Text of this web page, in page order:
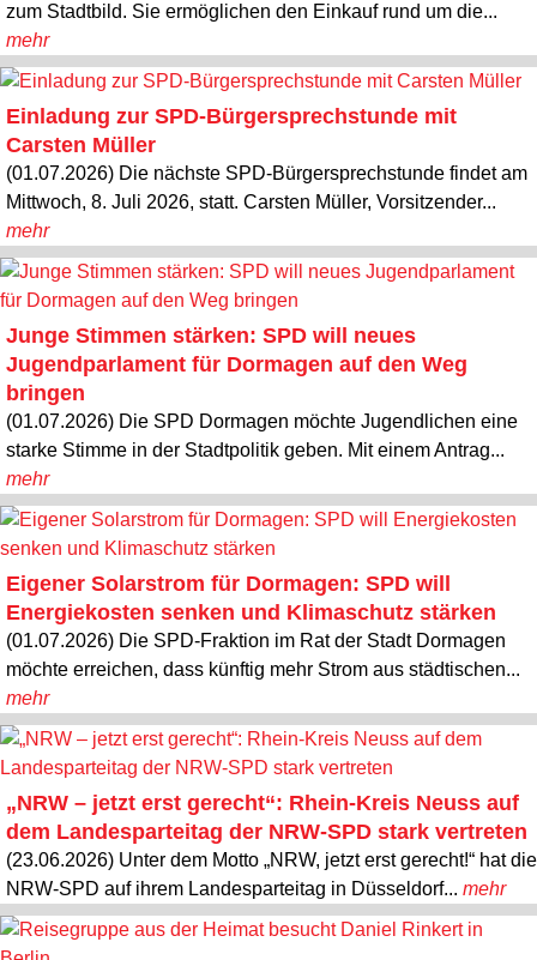
zum Stadtbild. Sie ermöglichen den Einkauf rund um die...
mehr
Einladung zur SPD-Bürgersprechstunde mit
Carsten Müller
(01.07.2026) Die nächste SPD-Bürgersprechstunde findet am
Mittwoch, 8. Juli 2026, statt. Carsten Müller, Vorsitzender...
mehr
Junge Stimmen stärken: SPD will neues
Jugendparlament für Dormagen auf den Weg
bringen
(01.07.2026) Die SPD Dormagen möchte Jugendlichen eine
starke Stimme in der Stadtpolitik geben. Mit einem Antrag...
mehr
Eigener Solarstrom für Dormagen: SPD will
Energiekosten senken und Klimaschutz stärken
(01.07.2026) Die SPD-Fraktion im Rat der Stadt Dormagen
möchte erreichen, dass künftig mehr Strom aus städtischen...
mehr
„NRW – jetzt erst gerecht“: Rhein-Kreis Neuss auf
dem Landesparteitag der NRW-SPD stark vertreten
(23.06.2026) Unter dem Motto „NRW, jetzt erst gerecht!“ hat die
NRW-SPD auf ihrem Landesparteitag in Düsseldorf... mehr